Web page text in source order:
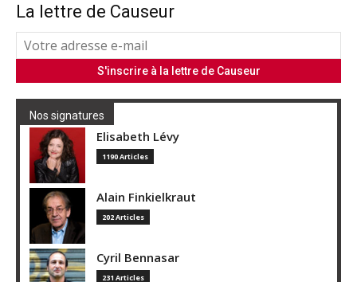
La lettre de Causeur
Nos signatures
Elisabeth Lévy
1190 Articles
Alain Finkielkraut
202 Articles
Cyril Bennasar
231 Articles